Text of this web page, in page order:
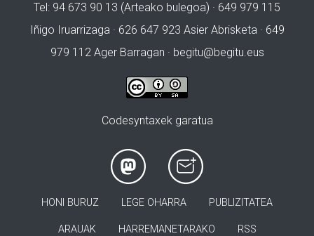
Tel: 94 673 90 13 (Arteako bulegoa) · 649 979 115
Iñigo Iruarrizaga · 626 647 923 Asier Abrisketa · 649
979 112 Ager Barragan · begitu@begitu.eus
Codesyntaxek garatua
HONI BURUZ LEGE OHARRA PUBLIZITATEA
ARAUAK HARREMANETARAKO RSS